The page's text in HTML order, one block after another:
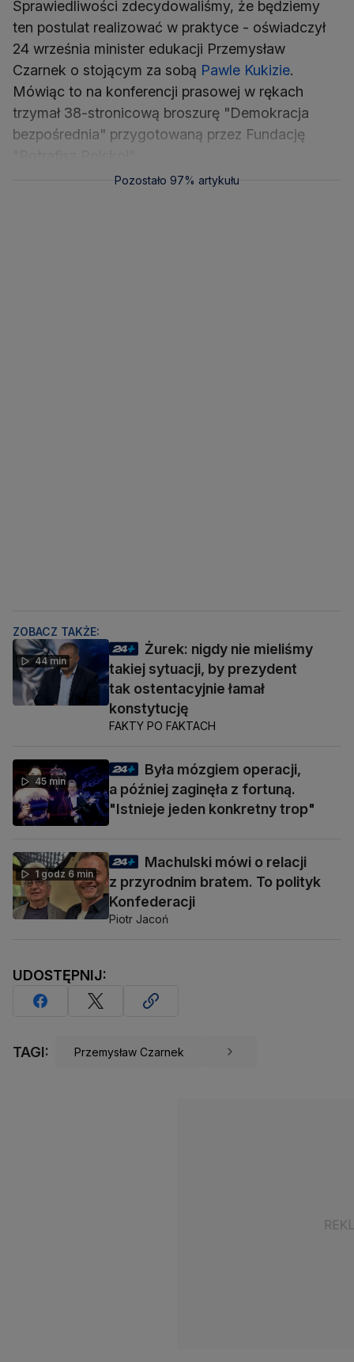
Sprawiedliwości zdecydowaliśmy, że będziemy
ten postulat realizować w praktyce - oświadczył
24 września minister edukacji Przemysław
Czarnek o stojącym za sobą Pawle Kukizie.
Mówiąc to na konferencji prasowej w rękach
trzymał 38-stronicową broszurę "Demokracja
bezpośrednia" przygotowaną przez Fundację
Pozostało 97% artykułu
ZOBACZ TAKŻE:
44 min
Żurek: nigdy nie mieliśmy
takiej sytuacji, by prezydent
tak ostentacyjnie łamał
konstytucję
FAKTY PO FAKTACH
45 min
Była mózgiem operacji,
a później zaginęła z fortuną.
"Istnieje jeden konkretny trop"
1 godz 6 min
Machulski mówi o relacji
z przyrodnim bratem. To polityk
Konfederacji
Piotr Jacoń
UDOSTĘPNIJ:
TAGI: Przemysław Czarnek